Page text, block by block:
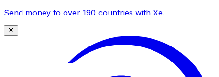
Send money to over 190 countries with Xe.